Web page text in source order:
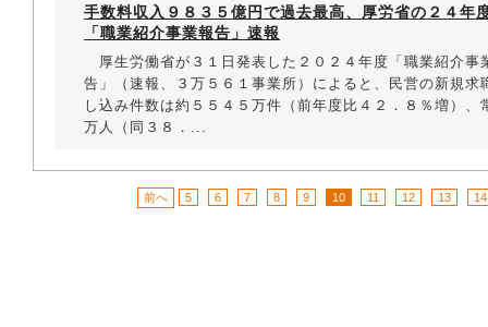
手数料収入９８３５億円で過去最高、厚労省の２４年
「職業紹介事業報告」速報
厚生労働省が３１日発表した２０２４年度「職業紹介事
告」（速報、３万５６１事業所）によると、民営の新規求
し込み件数は約５５４５万件（前年度比４２．８％増）、
万人（同３８．...
前へ 5 6 7 8 9 10 11 12 13 14